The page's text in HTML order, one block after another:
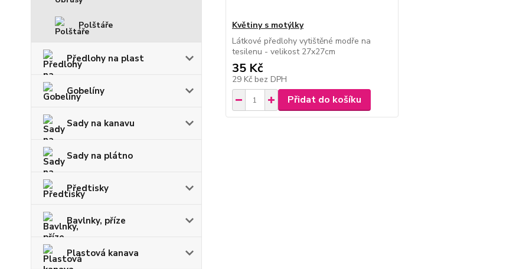
Polštáře
Předlohy na plast
Gobelíny
Sady na kanavu
Sady na plátno
Předtisky
Bavlnky, příze
Plastová kanava
Květiny s motýlky
Látkové předlohy vytištěné modře na
tesilenu - velikost 27x27cm
35 Kč
29 Kč bez DPH
Přidat do košíku